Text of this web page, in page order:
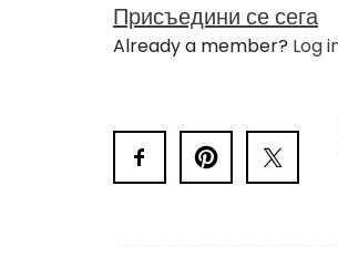
Присъедини се сега
Already a member? Log